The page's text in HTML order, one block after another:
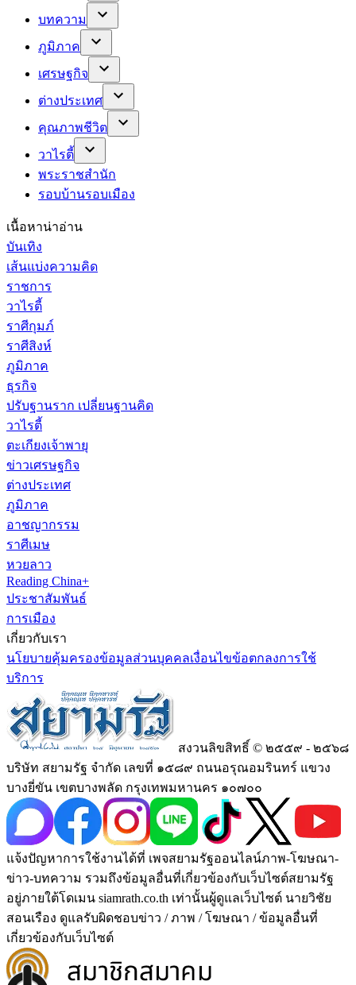
บทความ
ภูมิภาค
เศรษฐกิจ
ต่างประเทศ
คุณภาพชีวิต
วาไรตี้
พระราชสำนัก
รอบบ้านรอบเมือง
เนื้อหาน่าอ่าน
บันเทิง
เส้นแบ่งความคิด
ราชการ
วาไรตี้
ราศีกุมภ์
ราศีสิงห์
ภูมิภาค
ธุรกิจ
ปรับฐานราก เปลี่ยนฐานคิด
วาไรตี้
ตะเกียงเจ้าพายุ
ข่าวเศรษฐกิจ
ต่างประเทศ
ภูมิภาค
อาชญากรรม
ราศีเมษ
หวยลาว
Reading China+
ประชาสัมพันธ์
การเมือง
เกี่ยวกับเรา
นโยบายคุ้มครองข้อมูลส่วนบุคคลเงื่อนไขข้อตกลงการใช้
บริการ
สงวนลิขสิทธิ์ © ๒๕๕๙ - ๒๕๖๘
บริษัท สยามรัฐ จำกัด เลขที่ ๑๕๘๙ ถนนอรุณอมรินทร์ แขวง
บางยี่ขัน เขตบางพลัด กรุงเทพมหานคร ๑๐๗๐๐
แจ้งปัญหาการใช้งานได้ที่ เพจสยามรัฐออนไลน์ภาพ-โฆษณา-
ข่าว-บทความ รวมถึงข้อมูลอื่นที่เกี่ยวข้องกับเว็บไซต์สยามรัฐ
อยู่ภายใต้โดเมน siamrath.co.th เท่านั้นผู้ดูแลเว็บไซต์ นายวิชัย
สอนเรือง ดูแลรับผิดชอบข่าว / ภาพ / โฆษณา / ข้อมูลอื่นที่
เกี่ยวข้องกับเว็บไซต์